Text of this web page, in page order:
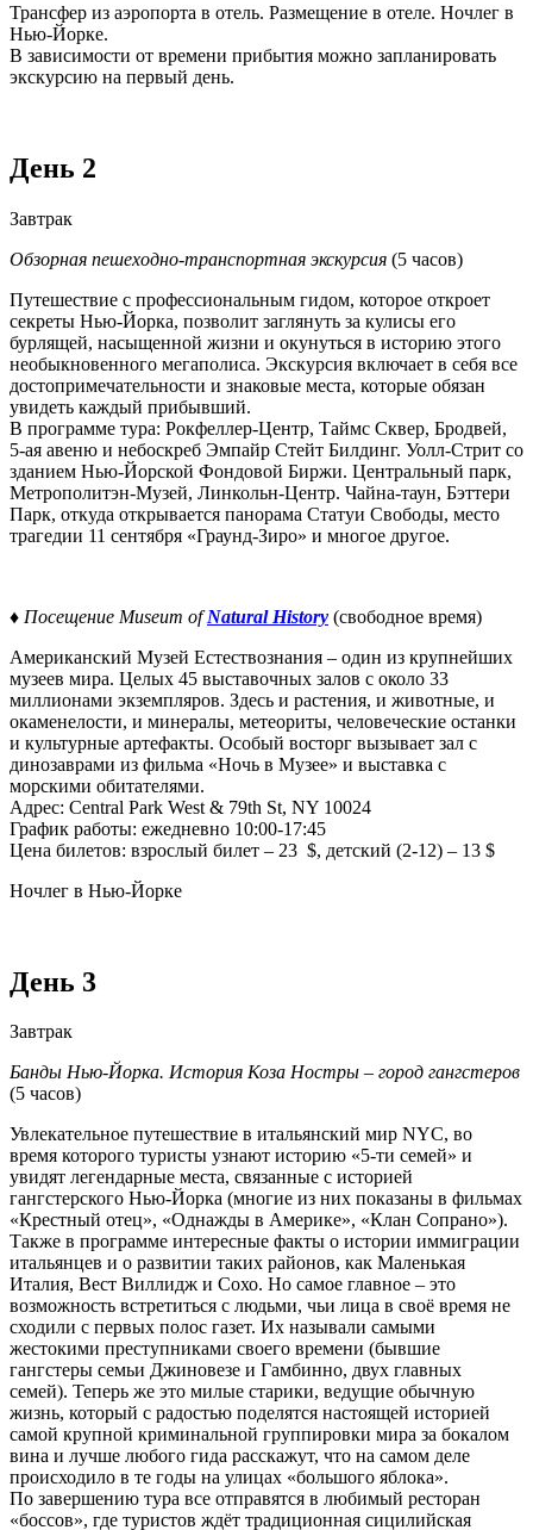
Трансфер из аэропорта в отель. Размещение в отеле. Ночлег в
Нью-Йорке.
В зависимости от времени прибытия можно запланировать
экскурсию на первый день.
День 2
Завтрак
Обзорная пешеходно-транспортная экскурсия (5 часов)
Путешествие с профессиональным гидом, которое откроет
секреты Нью-Йорка, позволит заглянуть за кулисы его
бурлящей, насыщенной жизни и окунуться в историю этого
необыкновенного мегаполиса. Экскурсия включает в себя все
достопримечательности и знаковые места, которые обязан
увидеть каждый прибывший.
В программе тура: Рокфеллер-Центр, Таймс Сквер, Бродвей,
5-ая авеню и небоскреб Эмпайр Стейт Билдинг. Уолл-Стрит со
зданием Нью-Йорской Фондовой Биржи. Центральный парк,
Метрополитэн-Музей, Линкольн-Центр. Чайна-таун, Бэттери
Парк, откуда открывается панорама Статуи Свободы, место
трагедии 11 сентября «Граунд-Зиро» и многое другое.
♦ Посещение Museum ofNatural History (свободное время)
Американский Музей Естествознания – один из крупнейших
музеев мира. Целых 45 выставочных залов с около 33
миллионами экземпляров. Здесь и растения, и животные, и
окаменелости, и минералы, метеориты, человеческие останки
и культурные артефакты. Особый восторг вызывает зал с
динозаврами из фильма «Ночь в Музее» и выставка с
морскими обитателями.
Адрес: Central Park West & 79th St, NY 10024
График работы: ежедневно 10:00-17:45
Цена билетов: взрослый билет – 23 $, детский (2-12) – 13 $
Ночлег в Нью-Йорке
День 3
Завтрак
Банды Нью-Йорка. История Коза Ностры – город гангстеров
(5 часов)
Увлекательное путешествие в итальянский мир NYC, во
время которого туристы узнают историю «5-ти семей» и
увидят легендарные места, связанные с историей
гангстерского Нью-Йорка (многие из них показаны в фильмах
«Крестный отец», «Однажды в Америке», «Клан Сопрано»).
Также в программе интересные факты о истории иммиграции
итальянцев и о развитии таких районов, как Маленькая
Италия, Вест Виллидж и Сохо. Но самое главное – это
возможность встретиться с людьми, чьи лица в своё время не
сходили с первых полос газет. Их называли самыми
жестокими преступниками своего времени (бывшие
гангстеры семьи Джиновезе и Гамбинно, двух главных
семей). Теперь же это милые старики, ведущие обычную
жизнь, который с радостью поделятся настоящей историей
самой крупной криминальной группировки мира за бокалом
вина и лучше любого гида расскажут, что на самом деле
происходило в те годы на улицах «большого яблока».
По завершению тура все отправятся в любимый ресторан
«боссов», где туристов ждёт традиционная сицилийская